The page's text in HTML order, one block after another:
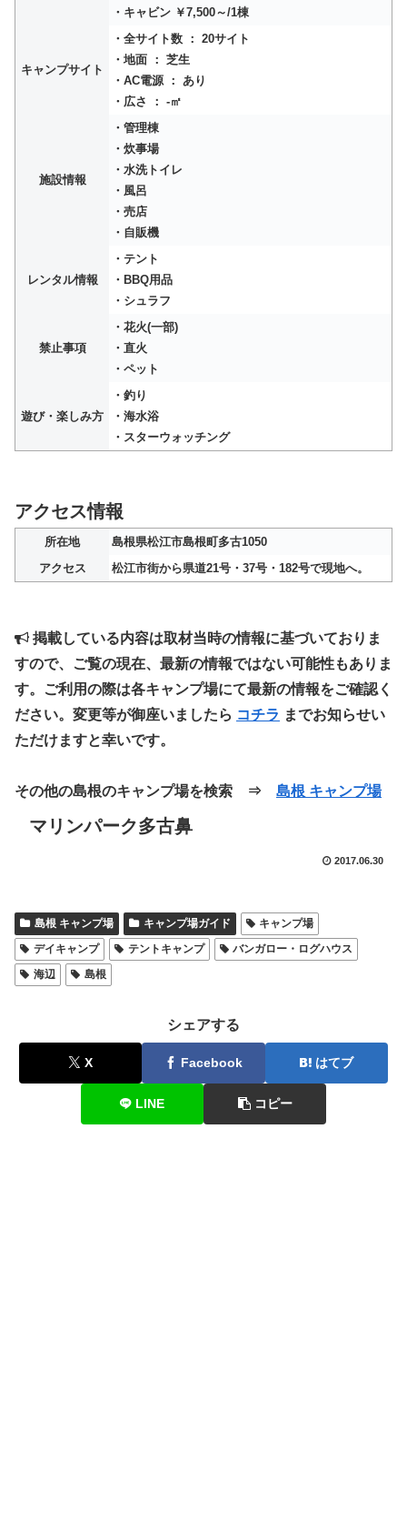
・キャビン ￥7,500～/1棟
キャンプサイト
・全サイト数 ： 20サイト
・地面 ： 芝生
・AC電源 ： あり
・広さ ： -㎡
施設情報
・管理棟
・炊事場
・水洗トイレ
・風呂
・売店
・自販機
レンタル情報
・テント
・BBQ用品
・シュラフ
禁止事項
・花火(一部)
・直火
・ペット
遊び・楽しみ方
・釣り
・海水浴
・スターウォッチング
アクセス情報
所在地
島根県松江市島根町多古1050
アクセス
松江市街から県道21号・37号・182号で現地へ。
掲載している内容は取材当時の情報に基づいておりま
すので、ご覧の現在、最新の情報ではない可能性もありま
す。ご利用の際は各キャンプ場にて最新の情報をご確認く
ださい。変更等が御座いましたら コチラ までお知らせい
ただけますと幸いです。
その他の島根のキャンプ場を検索 ⇒ 島根 キャンプ場
マリンパーク多古鼻
2017.06.30
島根 キャンプ場 キャンプ場ガイド
キャンプ場
デイキャンプ
テントキャンプ
バンガロー・ログハウス
海辺
島根
シェアする
X Facebook はてブ
LINE コピー